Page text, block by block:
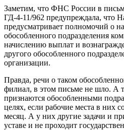
Заметим, что ФНС России в
ГД-4-11/962 предупреждала, что
предусматривает полномочий о
обособленного подразделения
начислению выплат и
другого обособленного
организации.
Правда, речи о таком
филиал, в этом письме не шло. А
признаются обособленными
целях, если рабочие места в них
месяц. А у них другие задачи и
уставе и не проходит